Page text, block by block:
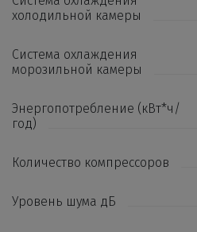
холодильной камеры
Система охлаждения
морозильной камеры
Энергопотребление (кВт*ч/
год)
Количество компрессоров
Уровень шума дБ